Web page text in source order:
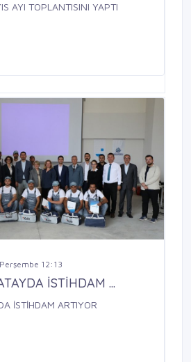
AYI TOPLANTISINI YAPTI
12:13
İSTİHDAM ...
İSTİHDAM ARTIYOR